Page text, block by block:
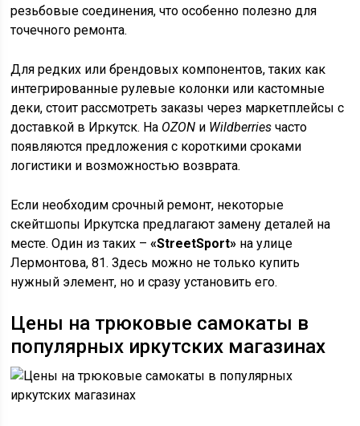
резьбовые соединения, что особенно полезно для
точечного ремонта.
Для редких или брендовых компонентов, таких как
интегрированные рулевые колонки или кастомные
деки, стоит рассмотреть заказы через маркетплейсы с
доставкой в Иркутск. На OZON и Wildberries часто
появляются предложения с короткими сроками
логистики и возможностью возврата.
Если необходим срочный ремонт, некоторые
скейтшопы Иркутска предлагают замену деталей на
месте. Один из таких –«StreetSport» на улице
Лермонтова, 81. Здесь можно не только купить
нужный элемент, но и сразу установить его.
Цены на трюковые самокаты в
популярных иркутских магазинах